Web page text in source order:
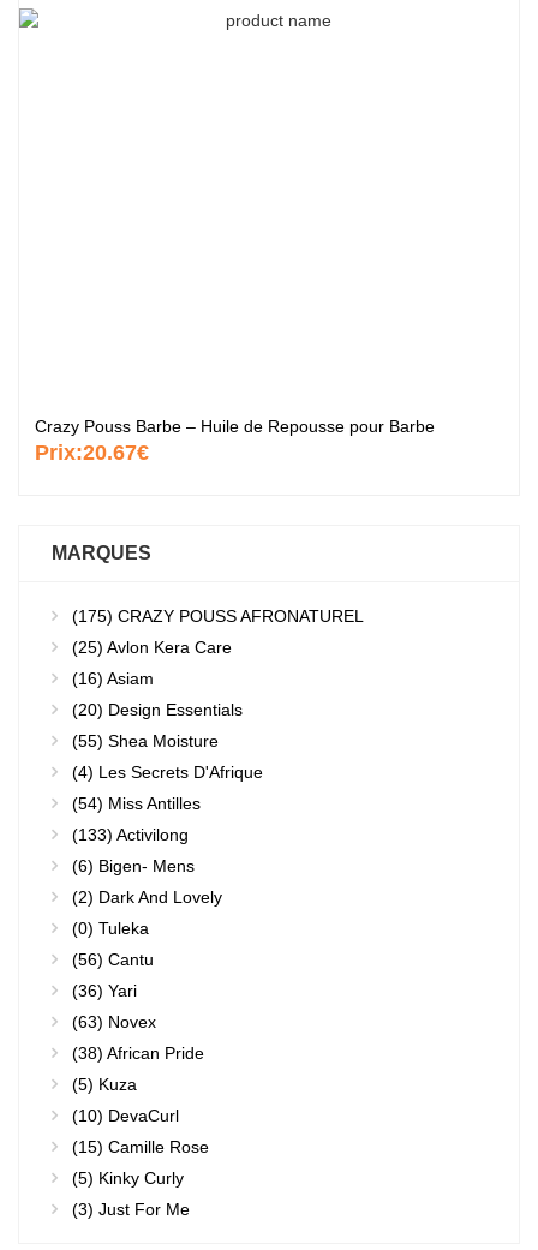
Crazy Pouss Barbe – Huile de Repousse pour Barbe
Prix:20.67€
MARQUES
(175) CRAZY POUSS AFRONATUREL
(25) Avlon Kera Care
(16) Asiam
(20) Design Essentials
(55) Shea Moisture
(4) Les Secrets D'Afrique
(54) Miss Antilles
(133) Activilong
(6) Bigen- Mens
(2) Dark And Lovely
(0) Tuleka
(56) Cantu
(36) Yari
(63) Novex
(38) African Pride
(5) Kuza
(10) DevaCurl
(15) Camille Rose
(5) Kinky Curly
(3) Just For Me